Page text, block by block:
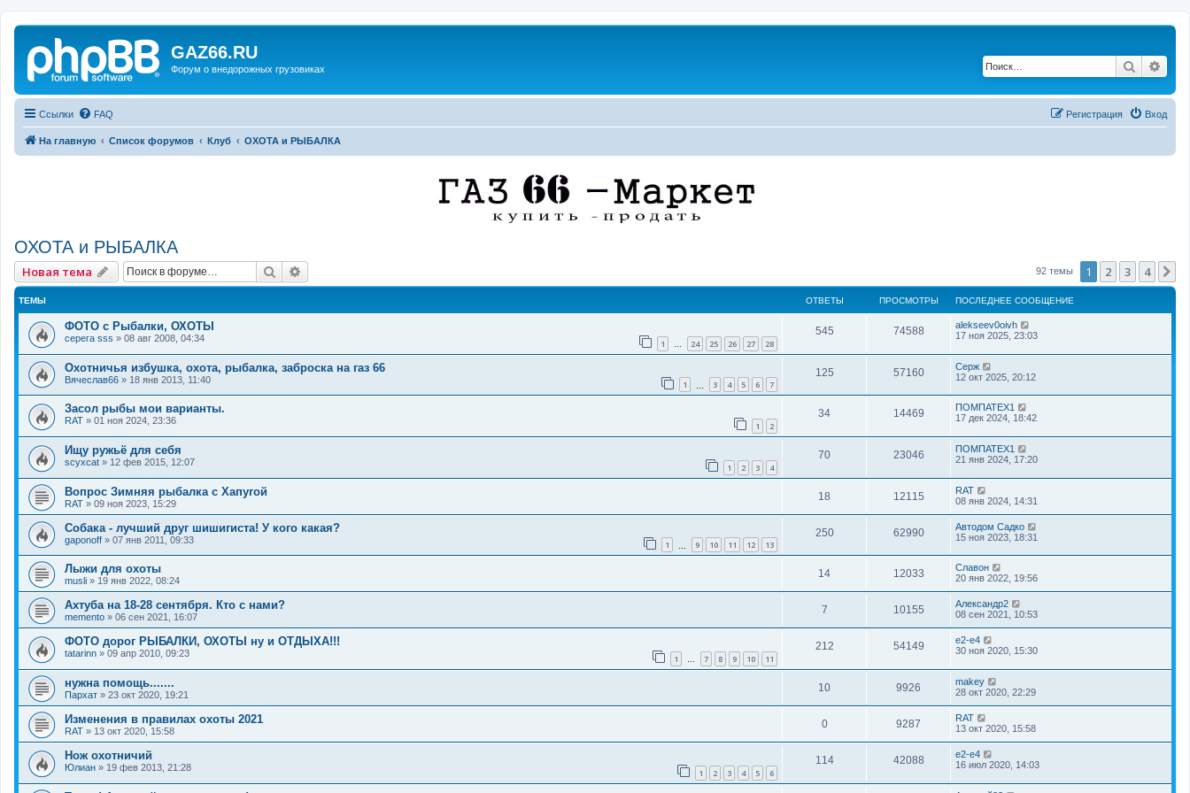
GAZ66.RU
Форум о внедорожных грузовиках Поиск
Ссылки FAQ Вход
Регистрация
На главную Список форумов Клуб ОХОТА и РЫБАЛКА
ОХОТА и РЫБАЛКА
Новая тема Поиск 92 темы 1 2 3 4
ТЕМЫ ОТВЕТЫ ПРОСМОТРЫ ПОСЛЕДНЕЕ СООБЩЕНИЕ
ФОТО с Рыбалки, ОХОТЫ
серега sss » 08 авг 2008, 04:34 1 … 24 25 26 27 28
545 74588
alekseev0oivh
17 ноя 2025, 23:03
Охотничья избушка, охота, рыбалка, заброска на газ 66
Вячеслав66 » 18 янв 2013, 11:40 1 3 4 5 6 7
125 57160
Серж
12 окт 2025, 20:12
Засол рыбы мои варианты.
RAT » 01 ноя 2024, 23:36 1 2
34 14469
ПОМПАТЕХ1
17 дек 2024, 18:42
Ищу ружьё для себя
scyxcat » 12 фев 2015, 12:07 1 2 3 4
70 23046
ПОМПАТЕХ1
21 янв 2024, 17:20
Вопрос Зимняя рыбалка с Хапугой
RAT » 09 ноя 2023, 15:29
18 12115
RAT
08 янв 2024, 14:31
Собака - лучший друг шишигиста! У кого какая?
gaponoff » 07 янв 2011, 09:33 1 9 10 11 12 13
250 62990
Автодом Садко
15 ноя 2023, 18:31
Лыжи для охоты
musli » 19 янв 2022, 08:24
14 12033
Славон
20 янв 2022, 19:56
Ахтуба на 18-28 сентября. Кто с нами?
memento » 06 сен 2021, 16:07
7 10155
Александр2
08 сен 2021, 10:53
ФОТО дорог РЫБАЛКИ, ОХОТЫ ну и ОТДЫХА!!!
tatarinn » 09 апр 2010, 09:23 1 … 7 8 9 10 11
212 54149
e2-e4
30 ноя 2020, 15:30
нужна помощь.......
Пархат » 23 окт 2020, 19:21
10 9926
makey
28 окт 2020, 22:29
Изменения в правилах охоты 2021
RAT » 13 окт 2020, 15:58
0 9287
RAT
13 окт 2020, 15:58
Нож охотничий
Юлиан » 19 фев 2013, 21:28 1 2 3 4 5 6
114 42088
e2-e4
16 июл 2020, 14:03